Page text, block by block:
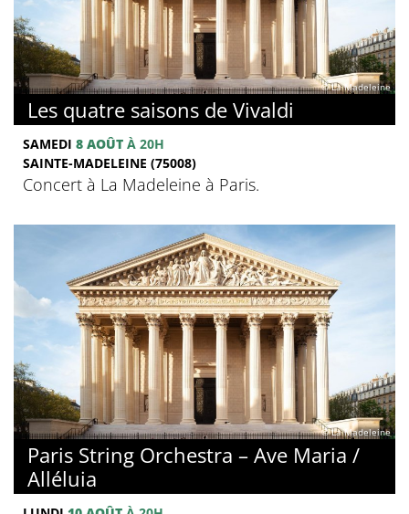
© La Madeleine
Les quatre saisons de Vivaldi
SAMEDI 8 AOÛT À 20H
SAINTE-MADELEINE (75008)
Concert à La Madeleine à Paris.
© La Madeleine
Paris String Orchestra – Ave Maria /
Alléluia